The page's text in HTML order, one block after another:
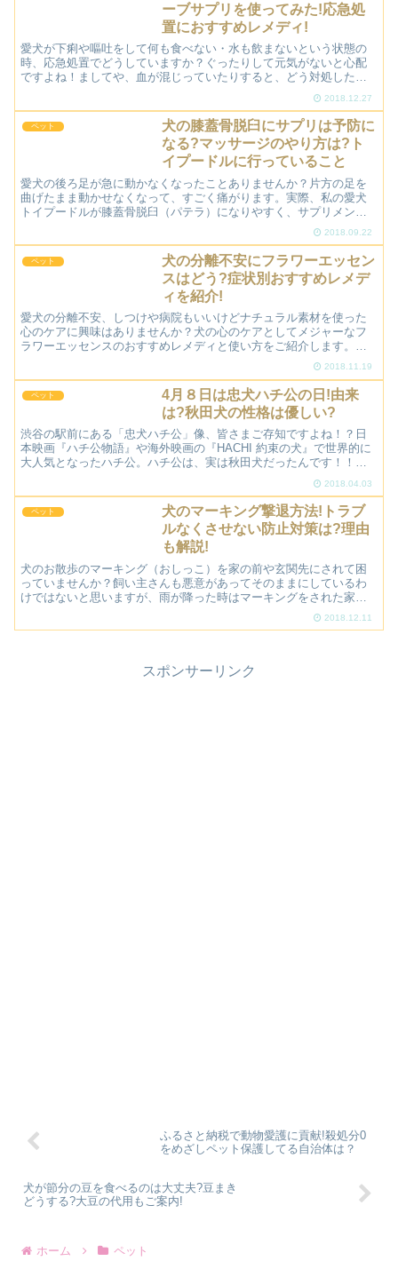
ーブサプリを使ってみた!応急処
置におすすめレメディ!
愛犬が下痢や嘔吐をして何も食べない・水も飲まないという状態の
時、応急処置でどうしていますか？ぐったりして元気がないと心配
ですよね！ましてや、血が混じっていたりすると、どう対処したら
いいのか慌ててしまいますよね。そこでこのブログでは、愛犬が2018.12.27
ペット
犬の膝蓋骨脱臼にサプリは予防に
なる?マッサージのやり方は?ト
イプードルに行っていること
愛犬の後ろ足が急に動かなくなったことありませんか？片方の足を
曲げたまま動かせなくなって、すごく痛がります。実際、私の愛犬
トイプードルが膝蓋骨脱臼（パテラ）になりやすく、サプリメント
を試したり、マッサージを学んでみたりしました。その中でよか2018.09.22
ペット
犬の分離不安にフラワーエッセン
スはどう?症状別おすすめレメデ
ィを紹介!
愛犬の分離不安、しつけや病院もいいけどナチュラル素材を使った
心のケアに興味はありませんか？犬の心のケアとしてメジャーなフ
ラワーエッセンスのおすすめレメディと使い方をご紹介します。分
離不安といっても、原因は個体によりそれぞれ！愛犬の性格や症2018.11.19
ペット
4月８日は忠犬ハチ公の日!由来
は?秋田犬の性格は優しい?
渋谷の駅前にある「忠犬ハチ公」像、皆さまご存知ですよね！？日
本映画『ハチ公物語』や海外映画の『HACHI 約束の犬』で世界的に
大人気となったハチ公。ハチ公は、実は秋田犬だったんです！！最
近で秋田犬というと、ブサカワ犬「わさお」が大人気ですよ...2018.04.03
ペット
犬のマーキング撃退方法!トラブ
ルなくさせない防止対策は?理由
も解説!
犬のお散歩のマーキング（おしっこ）を家の前や玄関先にされて困
っていませんか？飼い主さんも悪意があってそのままにしているわ
けではないと思いますが、雨が降った時はマーキングをされた家の
方は臭いでストレスを感じている人も多いと聞きます。実際、私2018.12.11
スポンサーリンク
ふるさと納税で動物愛護に貢献!殺処分0
をめざしペット保護してる自治体は？
犬が節分の豆を食べるのは大丈夫?豆まき
どうする?大豆の代用もご案内!
ホーム ペット